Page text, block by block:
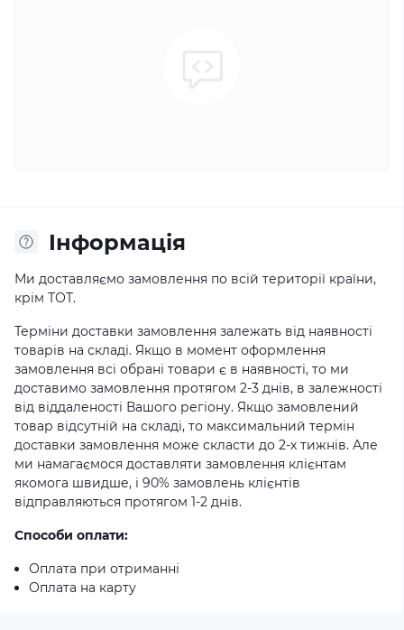
Iнформація
Ми доставляємо замовлення по всій території країни,
крім ТОТ.
Терміни доставки замовлення залежать від наявності
товарів на складі. Якщо в момент оформлення
замовлення всі обрані товари є в наявності, то ми
доставимо замовлення протягом 2-3 днів, в залежності
від віддаленості Вашого регіону. Якщо замовлений
товар відсутній на складі, то максимальний термін
доставки замовлення може скласти до 2-х тижнів. Але
ми намагаємося доставляти замовлення клієнтам
якомога швидше, і 90% замовлень клієнтів
відправляються протягом 1-2 днів.
Способи оплати:
Оплата при отриманні
Оплата на карту